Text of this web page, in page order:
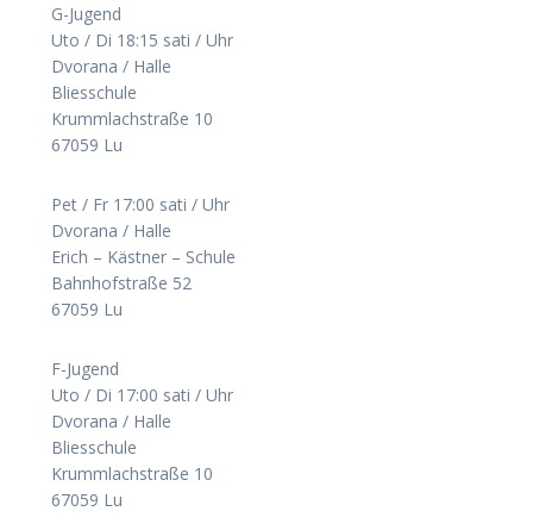
G-Jugend
Uto / Di 18:15 sati / Uhr
Dvorana / Halle
Bliesschule
Krummlachstraße 10
67059 Lu
Pet / Fr 17:00 sati / Uhr
Dvorana / Halle
Erich – Kästner – Schule
Bahnhofstraße 52
67059 Lu
F-Jugend
Uto / Di 17:00 sati / Uhr
Dvorana / Halle
Bliesschule
Krummlachstraße 10
67059 Lu